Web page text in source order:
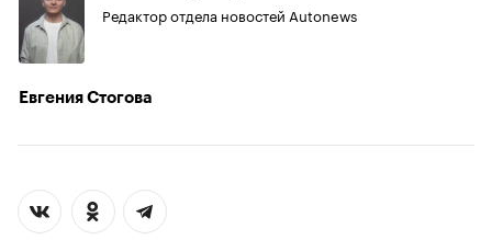
Редактор отдела новостей Autonews
Евгения Стогова